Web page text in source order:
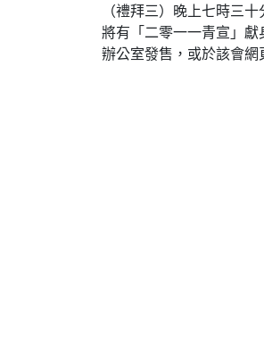
（禮拜三）晚上七時三
將有「二零一一青宣」獻
辦公室發售，或於該會